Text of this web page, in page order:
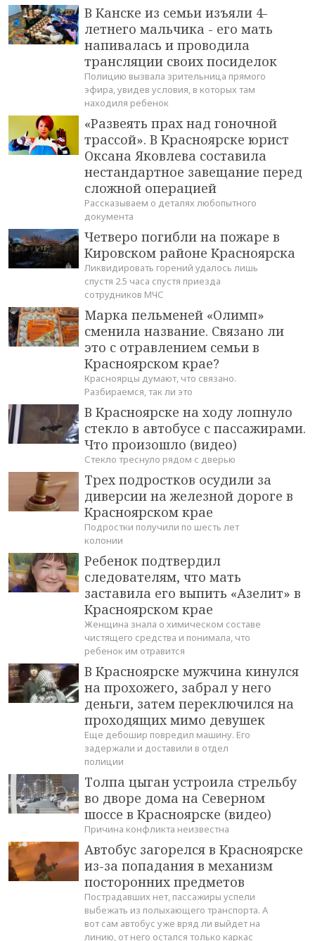
В Канске из семьи изъяли 4-
летнего мальчика - его мать
напивалась и проводила
трансляции своих посиделок
Полицию вызвала зрительница прямого
эфира, увидев условия, в которых там
находиля ребенок
«Развеять прах над гоночной
трассой». В Красноярске юрист
Оксана Яковлева составила
нестандартное завещание перед
сложной операцией
Рассказываем о деталях любопытного
документа
Четверо погибли на пожаре в
Кировском районе Красноярска
Ликвидировать горений удалось лишь
спустя 2.5 часа спустя приезда
сотрудников МЧС
Марка пельменей «Олимп»
сменила название. Связано ли
это с отравлением семьи в
Красноярском крае?
Красноярцы думают, что связано.
Разбираемся, так ли это
В Красноярске на ходу лопнуло
стекло в автобусе с пассажирами.
Что произошло (видео)
Стекло треснуло рядом с дверью
Трех подростков осудили за
диверсии на железной дороге в
Красноярском крае
Подростки получили по шесть лет
колонии
Ребенок подтвердил
следователям, что мать
заставила его выпить «Азелит» в
Красноярском крае
Женщина знала о химическом составе
чистящего средства и понимала, что
ребенок им отравится
В Красноярске мужчина кинулся
на прохожего, забрал у него
деньги, затем переключился на
проходящих мимо девушек
Еще дебошир повредил машину. Его
задержали и доставили в отдел
полиции
Толпа цыган устроила стрельбу
во дворе дома на Северном
шоссе в Красноярске (видео)
Причина конфликта неизвестна
Автобус загорелся в Красноярске
из-за попадания в механизм
посторонних предметов
Пострадавших нет, пассажиры успели
выбежать из полыхающего транспорта. А
вот сам автобус уже вряд ли выйдет на
линию, от него остался только каркас